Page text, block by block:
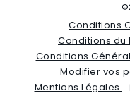
Conditions
Conditions du
Conditions
Modifier vos
Mentions Légales